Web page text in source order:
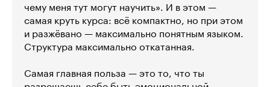
чему меня тут могут научить». И в этом —
самая круть курса: всё компактно, но при этом
и разжёвано — максимально понятным языком.
Структура максимально откатанная.
Самая главная польза — это то, что ты